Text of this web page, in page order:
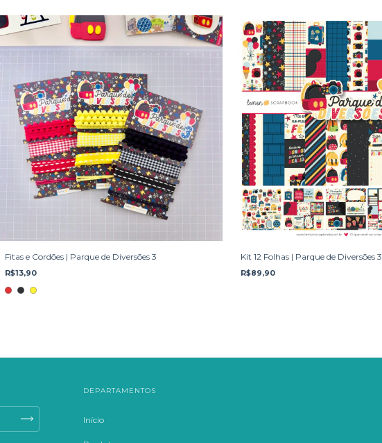
Fitas e Cordões | Parque de Diversões 3
R$13,90
Kit 12 Folhas | Parque de Diversões 3
R$89,90
DEPARTAMENTOS
Início